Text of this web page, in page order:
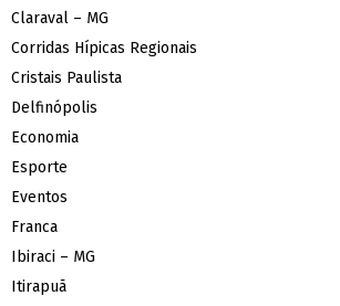
Claraval – MG
Corridas Hípicas Regionais
Cristais Paulista
Delfinópolis
Economia
Esporte
Eventos
Franca
Ibiraci – MG
Itirapuã